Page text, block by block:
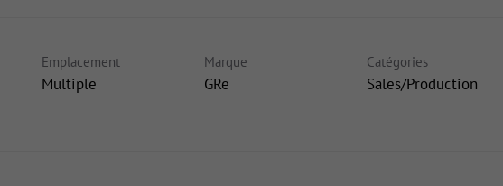
Emplacement
Multiple
Marque
GRe
Catégories
Sales/Production